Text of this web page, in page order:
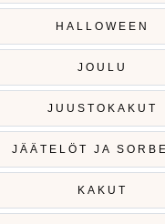
HALLOWEEN
JOULU
JUUSTOKAKUT
JÄÄTELÖT JA
KAKUT